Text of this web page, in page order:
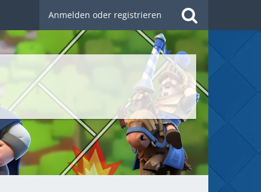
Anmelden oder registrieren